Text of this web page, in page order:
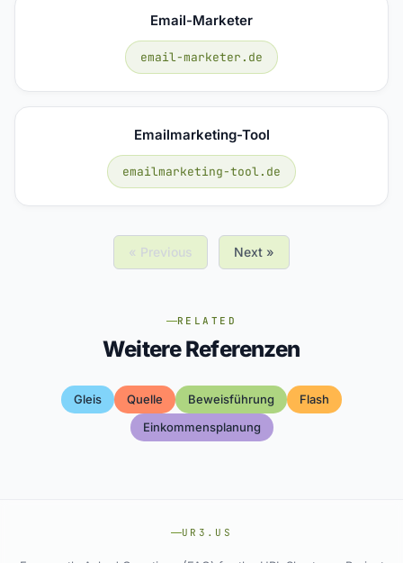
Email-Marketer
email-marketer.de
Emailmarketing-Tool
emailmarketing-tool.de
« Previous Next »
RELATED
Weitere Referenzen
Gleis Quelle Beweisführung
Flash
Einkommensplanung
UR3.US